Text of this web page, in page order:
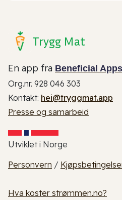
Trygg Mat
En app fra Beneficial
Org.nr. 928 046 303
Kontakt: hei@tryggmat.app
Presse og samarbeid
Utviklet i Norge
Personvern /
Hva koster strømmen.no?